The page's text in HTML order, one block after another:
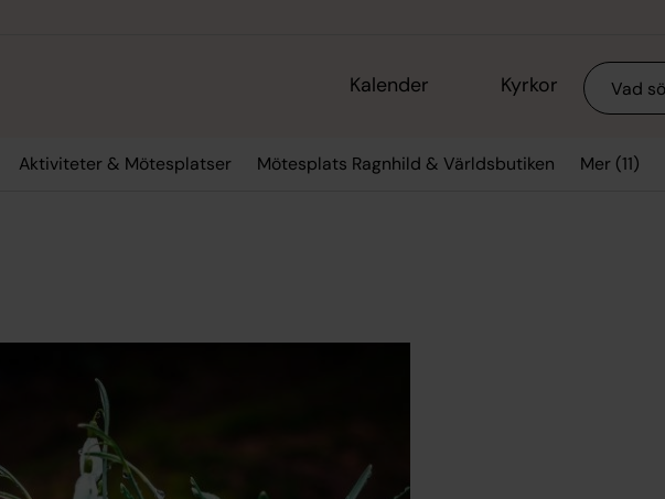
Kalender Kyrkor Sök
Aktiviteter & Mötesplatser Mötesplats Ragnhild & Världsbutiken Mer (11)